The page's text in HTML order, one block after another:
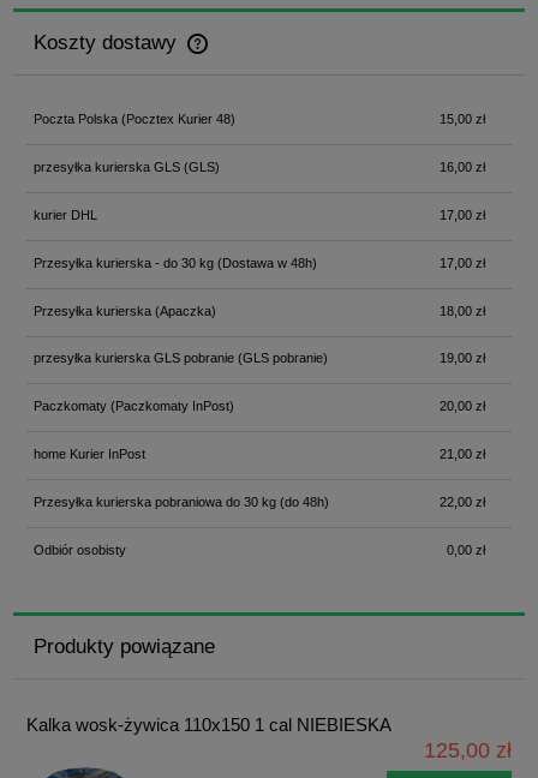
Koszty dostawy
Cena nie zawiera ewentualnych kosztów płatności
Poczta Polska(Pocztex Kurier 48) 15,00 zł
przesyłka kurierska GLS(GLS) 16,00 zł
kurier DHL 17,00 zł
Przesyłka kurierska - do 30 kg(Dostawa w 48h) 17,00 zł
Przesyłka kurierska (Apaczka) 18,00 zł
przesyłka kurierska GLS pobranie(GLS pobranie) 19,00 zł
Paczkomaty(Paczkomaty InPost) 20,00 zł
home Kurier InPost 21,00 zł
Przesyłka kurierska pobraniowa do 30 kg(do 48h) 22,00 zł
Odbiór osobisty 0,00 zł
Produkty powiązane
Kalka wosk-żywica 110x150 1 cal NIEBIESKA
125,00 zł